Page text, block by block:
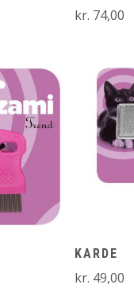
kr. 74,00
KARDE
kr. 49,00